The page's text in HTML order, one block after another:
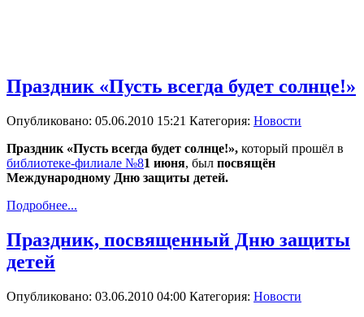
Праздник «Пусть всегда будет солнце!»
Опубликовано: 05.06.2010 15:21 Категория: Новости
Праздник «Пусть всегда будет солнце!», который прошёл в
библиотеке-филиале №81 июня, был посвящён
Международному Дню защиты детей.
Подробнее...
Праздник, посвященный Дню защиты
детей
Опубликовано: 03.06.2010 04:00 Категория: Новости